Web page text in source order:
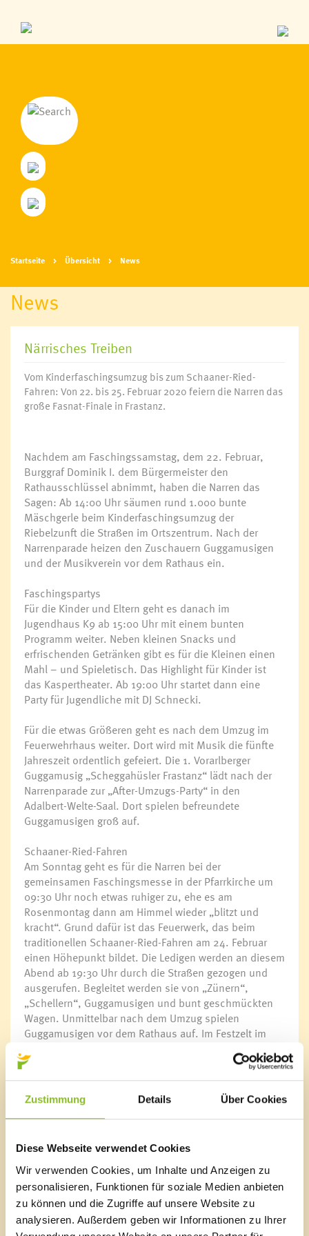
Zustimmung Details Über Cookies
Diese Webseite verwendet Cookies
Wir verwenden Cookies, um Inhalte und Anzeigen zu
personalisieren, Funktionen für soziale Medien anbieten
zu können und die Zugriffe auf unsere Website zu
analysieren. Außerdem geben wir Informationen zu Ihrer
Startseite Übersicht News
News
Närrisches Treiben
Vom Kinderfaschingsumzug bis zum Schaaner-Ried-
Fahren: Von 22. bis 25. Februar 2020 feiern die Narren das
große Fasnat-Finale in Frastanz.
Nachdem am Faschingssamstag, dem 22. Februar,
Burggraf Dominik I. dem Bürgermeister den
Rathausschlüssel abnimmt, haben die Narren das
Sagen: Ab 14:00 Uhr säumen rund 1.000 bunte
Mäschgerle beim Kinderfaschingsumzug der
Riebelzunft die Straßen im Ortszentrum. Nach der
Narrenparade heizen den Zuschauern Guggamusigen
und der Musikverein vor dem Rathaus ein.
Faschingspartys
Für die Kinder und Eltern geht es danach im
Jugendhaus K9 ab 15:00 Uhr mit einem bunten
Programm weiter. Neben kleinen Snacks und
erfrischenden Getränken gibt es für die Kleinen einen
Mahl – und Spieletisch. Das Highlight für Kinder ist
das Kaspertheater. Ab 19:00 Uhr startet dann eine
Party für Jugendliche mit DJ Schnecki.
Für die etwas Größeren geht es nach dem Umzug im
Feuerwehrhaus weiter. Dort wird mit Musik die fünfte
Jahreszeit ordentlich gefeiert. Die 1. Vorarlberger
Guggamusig „Scheggahüsler Frastanz“ lädt nach der
Narrenparade zur „After-Umzugs-Party“ in den
Adalbert-Welte-Saal. Dort spielen befreundete
Guggamusigen groß auf.
Schaaner-Ried-Fahren
Am Sonntag geht es für die Narren bei der
gemeinsamen Faschingsmesse in der Pfarrkirche um
09:30 Uhr noch etwas ruhiger zu, ehe es am
Rosenmontag dann am Himmel wieder „blitzt und
kracht“. Grund dafür ist das Feuerwerk, das beim
traditionellen Schaaner-Ried-Fahren am 24. Februar
einen Höhepunkt bildet. Die Ledigen werden an diesem
Abend ab 19:30 Uhr durch die Straßen gezogen und
ausgerufen. Begleitet werden sie von „Zünern“,
„Schellern“, Guggamusigen und bunt geschmückten
Wagen. Unmittelbar nach dem Umzug spielen
Guggamusigen vor dem Rathaus auf. Im Festzelt im
Ortszentrum kann danach weitergefeiert werden. Ab
21:00 Uhr öffnet auch der Musikverein das Probelokal
in der Schmittengasse, um ausgelassen zu feiern.
Kehraus am Faschingsdienstag
Die Senioren sind am 25. Februar, um 14:30 Uhr, zum
Gemeinsam mit den Saminatalern können die älteren
Semester die 5. Jahreszeit ausklingen lassen.
Informationen für Landbusbenutzer
Aufgrund der Faschingsumzüge können die
Haltestellen „Mühlegasse“ und „Gemeindeamt“ am